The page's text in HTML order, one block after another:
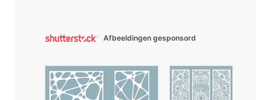
Afbeeldingen gesponsord